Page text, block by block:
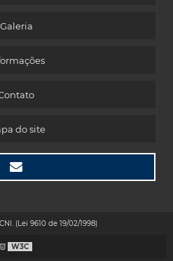
Galeria
do site
(Lei 9610 de 19/02/1998)
W3C